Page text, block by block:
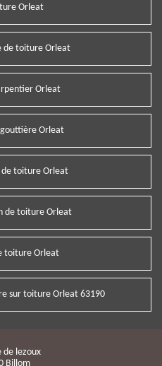
Orleat
de toiture Orleat
Orleat
gouttière Orleat
de toiture Orleat
de toiture Orleat
toiture Orleat
sur toiture Orleat 63190
de lezoux
Billom